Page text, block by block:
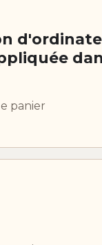
panier